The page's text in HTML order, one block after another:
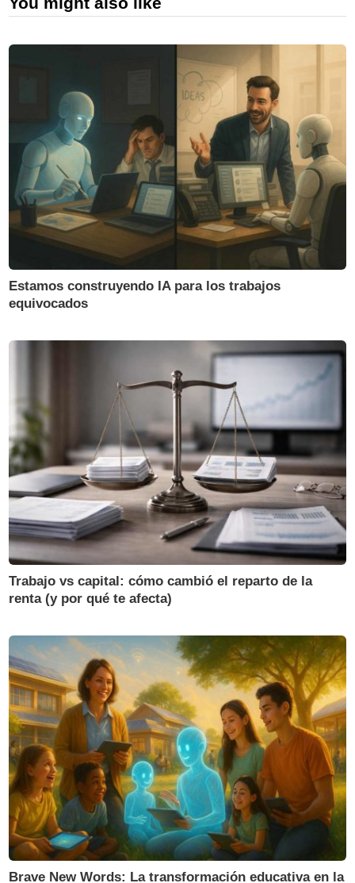
Estamos construyendo IA para los trabajos
equivocados
Trabajo vs capital: cómo cambió el reparto de la
renta (y por qué te afecta)
Brave New Words: La transformación educativa en la